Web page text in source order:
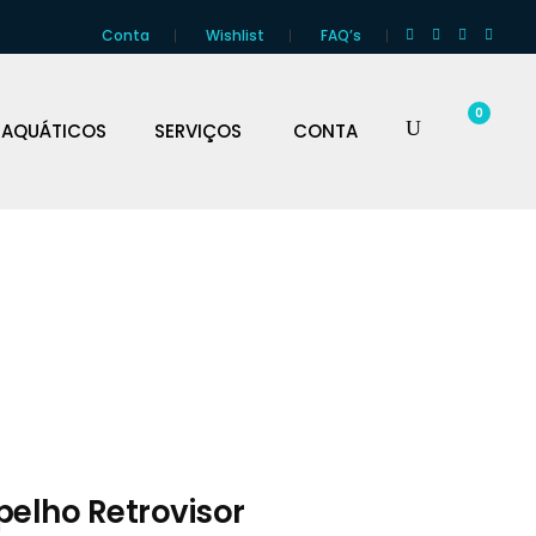
Conta Wishlist FAQ’s
SERVIÇOS CONTA
0
Retrovisor